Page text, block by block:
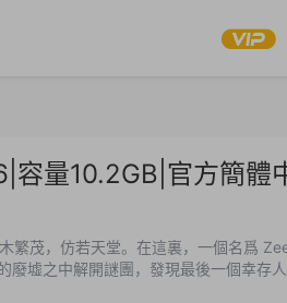
量10.2GB|官方簡體
繁茂，仿若天堂。在這裏，一個名爲
墟之中解開謎團，發現最後一個幸存